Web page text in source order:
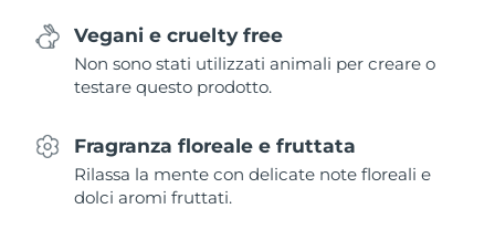
Vegani e cruelty free
Non sono stati utilizzati animali per creare o
testare questo prodotto.
Fragranza floreale e fruttata
Rilassa la mente con delicate note floreali e
dolci aromi fruttati.
Slovacchia Consegna stimata
Slovenia Consegna stimata
Sudafrica Consegna stimata
Corea del Sud